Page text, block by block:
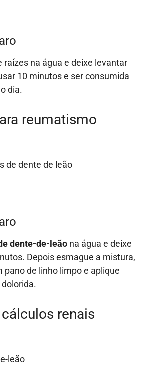
raízes na água e deixe levantar
10 minutos e ser consumida
dia.
reumatismo
de dente de leão
dente-de-leão na água e deixe
Depois esmague a mistura,
pano de linho limpo e aplique
renais
leão